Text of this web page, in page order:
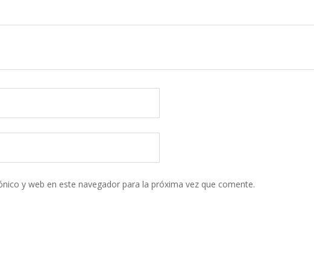
y web en este navegador para la próxima vez que comente.